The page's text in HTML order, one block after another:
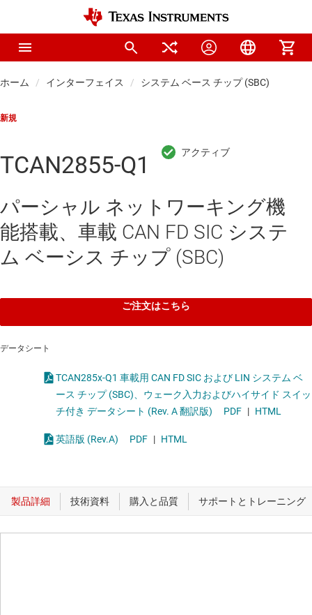
ホーム インターフェイス システム ベース チップ (SBC)
新規
TCAN2855-Q1
パーシャル ネットワーキング機
能搭載、車載 CAN FD SIC システ
ム ベーシス チップ (SBC)
ご注文はこちら
データシート
TCAN285x-Q1 車載用 CAN FD SIC および LIN システム ベ
ース チップ (SBC)、ウェーク入力およびハイサイド スイッ
チ付き データシート (Rev. A 翻訳版)
PDF | HTML
英語版 (Rev.A) PDF | HTML